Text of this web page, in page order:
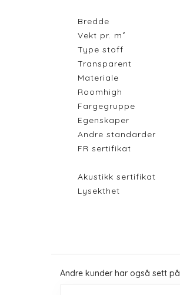
Bredde
Vekt pr. m²
Type stoff
Transparent
Materiale
Roomhigh
Fargegruppe
Egenskaper
Andre standarder
FR sertifikat
Akustikk sertifikat
Lysekthet
Andre kunder har også sett på